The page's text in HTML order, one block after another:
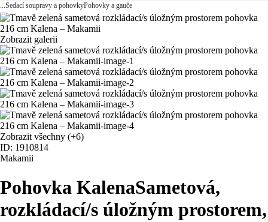
...Sedací soupravy a pohovkyPohovky a gauče
Zobrazit galerii
Zobrazit všechny (+6)
ID: 1910814
Makamii
Pohovka KalenaSametová,
rozkládací/s úložným prostorem,